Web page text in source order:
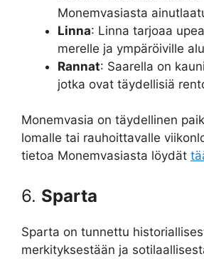
Monemvasiasta
Linna: Linna tarjoaa
merelle ja ympäröiville
Rannat: Saarella on
jotka ovat täydellisiä
Monemvasia on täydellinen
lomalle tai rauhoittavalle
tietoa Monemvasiasta löydät
6. Sparta
Sparta on tunnettu
merkityksestään ja